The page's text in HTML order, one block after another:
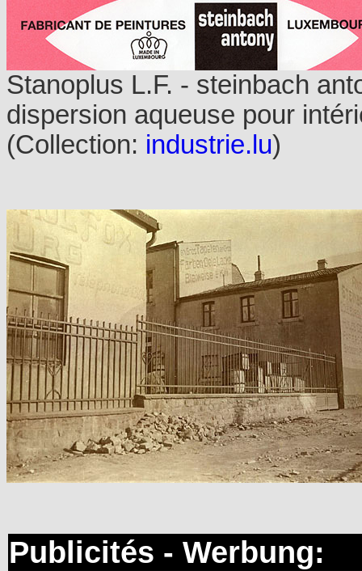
Stanoplus L.F. - steinbach
dispersion aqueuse pour
(Collection: industrie.lu)
Publicités - Werbung: